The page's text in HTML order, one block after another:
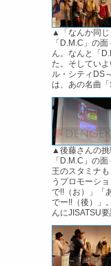
▲「なんか同じ
「D.M.C」の
ん。なんと「
た。そしてい
ル・シティDS
は、あの名曲「
▲後藤さんの挑
「D.M.C」の
王のスタミナ
うプロモーシ
で!!（お）」「
でー!!（後）」
んにJISATSU